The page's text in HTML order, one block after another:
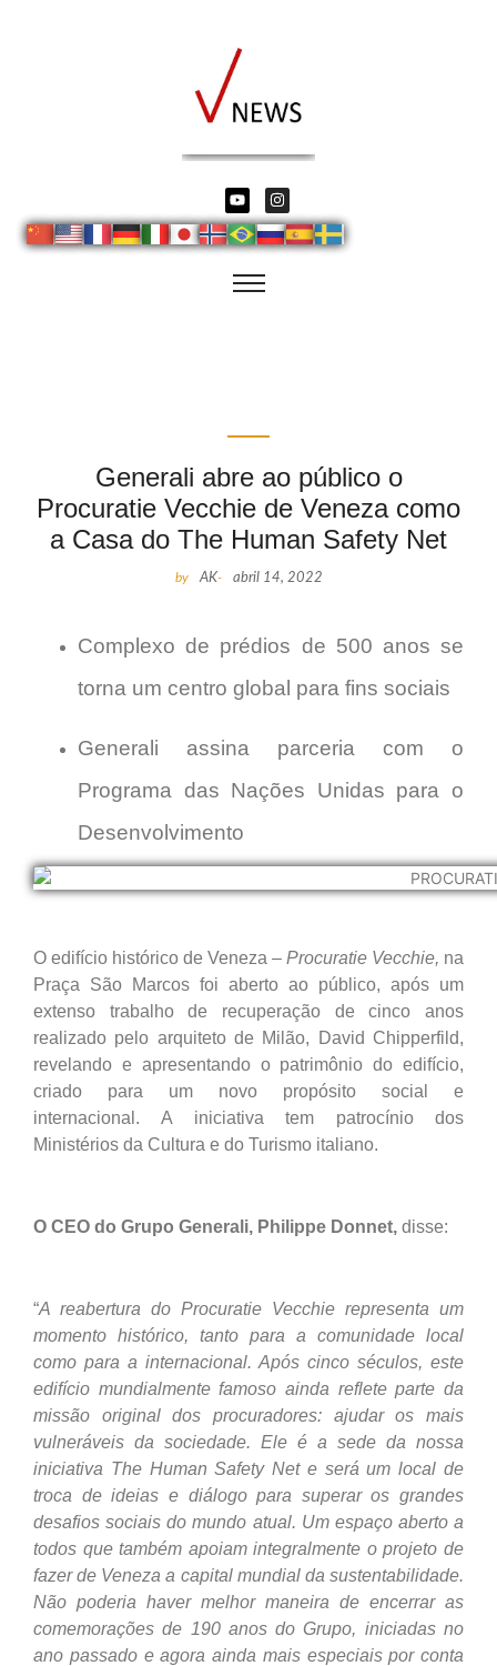
Generali abre ao público o
Procuratie Vecchie de Veneza como
a Casa do The Human Safety Net
by AK- abril 14, 2022
Complexo de prédios de 500 anos se
torna um centro global para fins sociais
Generali assina parceria com o
Programa das Nações Unidas para o
Desenvolvimento
O edifício histórico de Veneza – Procuratie Vecchie, na
Praça São Marcos foi aberto ao público, após um
extenso trabalho de recuperação de cinco anos
realizado pelo arquiteto de Milão, David Chipperfild,
revelando e apresentando o patrimônio do edifício,
criado para um novo propósito social e
internacional. A iniciativa tem patrocínio dos
Ministérios da Cultura e do Turismo italiano.
O CEO do Grupo Generali, Philippe Donnet, disse:
“A reabertura do Procuratie Vecchie representa um
momento histórico, tanto para a comunidade local
como para a internacional. Após cinco séculos, este
edifício mundialmente famoso ainda reflete parte da
missão original dos procuradores: ajudar os mais
vulneráveis da sociedade. Ele é a sede da nossa
iniciativa The Human Safety Net e será um local de
troca de ideias e diálogo para superar os grandes
desafios sociais do mundo atual. Um espaço aberto a
todos que também apoiam integralmente o projeto de
fazer de Veneza a capital mundial da sustentabilidade.
Não poderia haver melhor maneira de encerrar as
comemorações de 190 anos do Grupo, iniciadas no
ano passado e agora ainda mais especiais por conta